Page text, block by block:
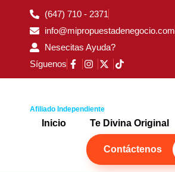
(647) 710 - 2371
info@mipropuestadenegocio.com
Nesecitas Ayuda?
Síguenos
Afiliado Independiente
Inicio Te Divina Original
Contáctenos